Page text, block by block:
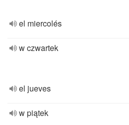
el miercolés
w czwartek
el jueves
w piątek